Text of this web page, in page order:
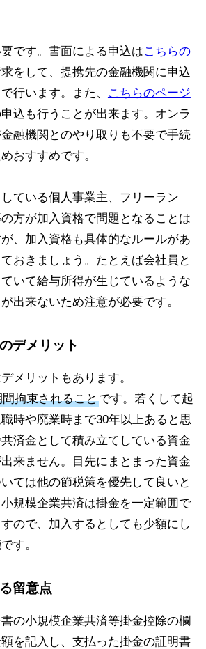
です。書面による申込はこちらの
をして、提携先の金融機関に申込
行います。また、
こちらのページ
込も行うことが出来ます。オンラ
融機関とのやり取りも不要で手続
おすすめです。
ている個人事業主、フリーラン
方が加入資格で問題となることは
、加入資格も具体的なルールがあ
おきましょう。たとえば会社員と
いて給与所得が生じているような
出来ないため注意が必要です。
デメリット
メリットもあります。
拘束されることです。若くして起
時や廃業時まで30年以上あると思
済金として積み立てしている資金
来ません。目先にまとまった資金
ては他の節税策を優先して良いと
規模企業共済は掛金を一定範囲で
ので、加入するとしても少額にし
す。
留意点
の小規模企業共済等掛金控除の欄
を記入し、支払った掛金の証明書